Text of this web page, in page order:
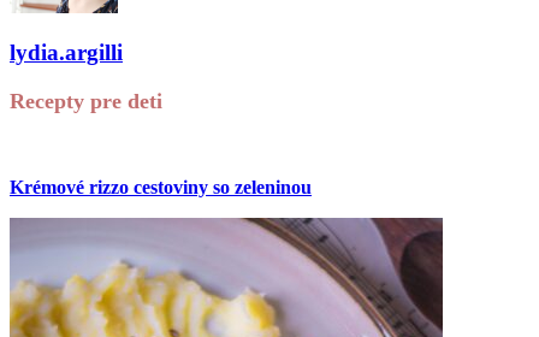
lydia.argilli
Recepty pre deti
Krémové rizzo cestoviny so zeleninou